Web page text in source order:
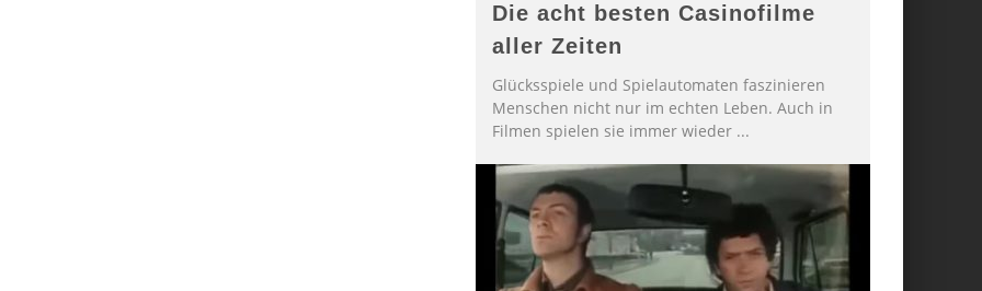
Die acht besten Casinofilme
aller Zeiten
Glücksspiele und Spielautomaten faszinieren
Menschen nicht nur im echten Leben. Auch in
Filmen spielen sie immer wieder ...